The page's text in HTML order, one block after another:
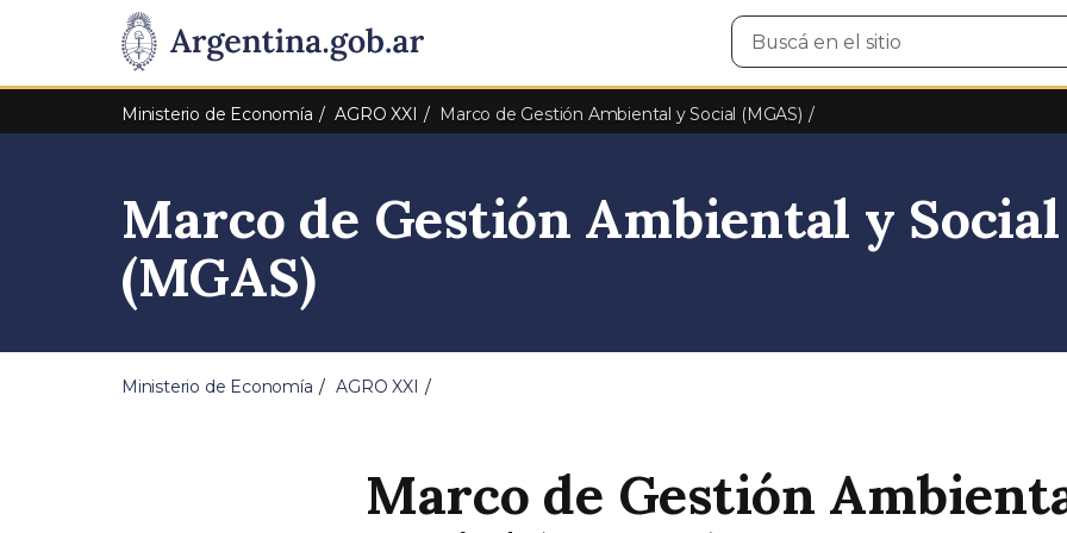
Presidencia
de
Pasar al contenido principal
Buscar
en
sitio
Ministerio de Economía AGRO XXI Marco de Gestión Ambiental y Social (MGAS)
Marco de Gestión Ambiental y Social
(MGAS)
Ministerio de Economía AGRO XXI
Marco de Gestión